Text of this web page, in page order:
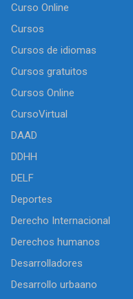
Curso Online
Cursos
Cursos de idiomas
Cursos gratuitos
Cursos Online
CursoVirtual
DAAD
DDHH
DELF
Deportes
Derecho Internacional
Derechos humanos
Desarrolladores
Desarrollo urbaano